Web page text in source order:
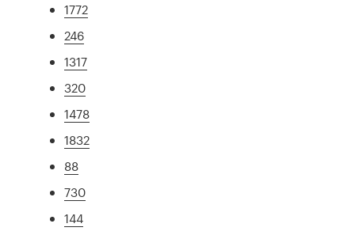
1772
246
1317
320
1478
1832
88
730
144